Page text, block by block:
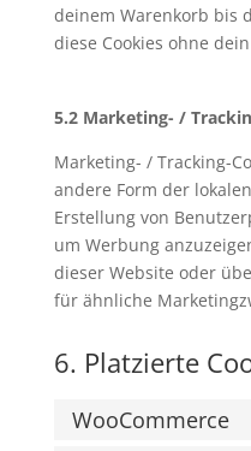
deinem Warenkorb bis
diese Cookies ohne
5.2 Marketing- /
Marketing- / Tracking-
andere Form der
Erstellung von
um Werbung
dieser Website oder
für ähnliche
6. Platzierte
WooCommerce